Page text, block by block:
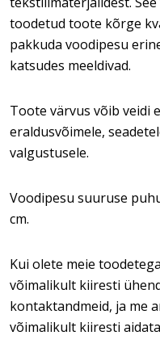
toodetud toote kõrge
pakkuda voodipesu
katsudes meeldivad.
Toote värvus võib veidi
eraldusvõimele,
valgustusele.
Voodipesu suuruse
cm.
Kui olete meie
võimalikult kiiresti
kontaktandmeid, ja me
võimalikult kiiresti